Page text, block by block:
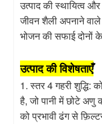
उत्पाद की स्थायित्व
जीवन शैली अपनाने
भोजन की सफाई दोनों
उत्पाद की विशेषताएँ
1. स्तर 4 गहरी शुद्धि:
है, जो पानी में छोटे अणु
को प्रभावी ढंग से